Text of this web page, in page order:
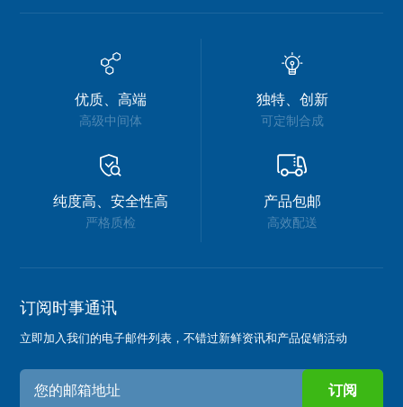
优质、高端
高级中间体
独特、创新
可定制合成
纯度高、安全性高
严格质检
产品包邮
高效配送
订阅时事通讯
立即加入我们的电子邮件列表，不错过新鲜资讯和产品促销活动